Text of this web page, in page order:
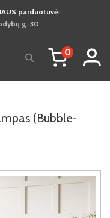
parduotuvė:
g. 30
0
(Bubble-